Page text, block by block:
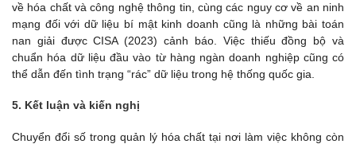
về hóa chất và công nghệ thông tin, cùng các nguy cơ về an ninh
mạng đối với dữ liệu bí mật kinh doanh cũng là những bài toán
nan giải được CISA (2023) cảnh báo. Việc thiếu đồng bộ và
chuẩn hóa dữ liệu đầu vào từ hàng ngàn doanh nghiệp cũng có
thể dẫn đến tình trạng “rác” dữ liệu trong hệ thống quốc gia.
5. Kết luận và kiến nghị
Chuyển đổi số trong quản lý hóa chất tại nơi làm việc không còn